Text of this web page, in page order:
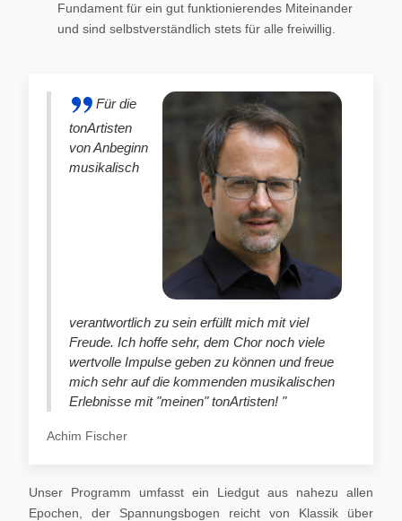
Fundament für ein gut funktionierendes Miteinander
und sind selbstverständlich stets für alle freiwillig.
Für die
tonArtisten
von Anbeginn
musikalisch
verantwortlich zu sein erfüllt mich mit viel
Freude. Ich hoffe sehr, dem Chor noch viele
wertvolle Impulse geben zu können und freue
mich sehr auf die kommenden musikalischen
Erlebnisse mit "meinen" tonArtisten! "
Achim Fischer
Unser Programm umfasst ein Liedgut aus nahezu allen
Epochen, der Spannungsbogen reicht von Klassik über